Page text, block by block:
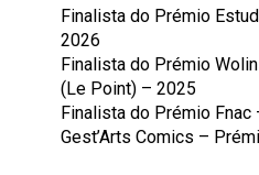
Finalista do Prémio
2026
Finalista do Prémio
(Le Point) – 2025
Finalista do Prémio
Gest’Arts Comics –